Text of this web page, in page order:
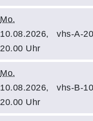
Mo.
10.08.2026,
20.00 Uhr
vhs-A-
Mo.
10.08.2026,
20.00 Uhr
vhs-B-